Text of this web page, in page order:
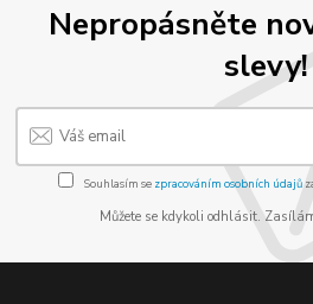
Nepropásněte
slevy!
Souhlasím se zpracováním osobních údajů
Můžete se kdykoli odhlásit.